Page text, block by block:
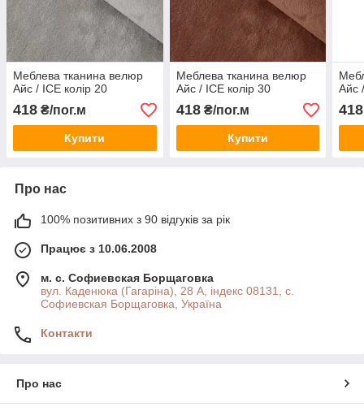
Меблева тканина велюр
Айс / ICE колір 20
418 ₴/пог.м
Купити
Меблева тканина велюр
Айс / ICE колір 30
418₴/пог.м
Купити
Айс
418
Про нас
100% позитивних з 90 відгуків за рік
Працює з 10.06.2008
м. с. Софиевская Борщаговка
вул. Каденюка (Гагаріна), 28 А, індекс 08131, с.
Софиевская Борщаговка, Україна
Контакти
Про нас